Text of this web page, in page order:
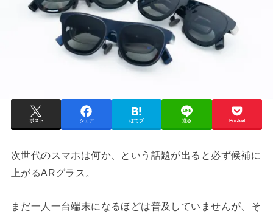
ポスト シェア はてブ 送る Pocket
次世代のスマホは何か、という話題が出ると必ず候補に
上がるARグラス。
まだ一人一台端末になるほどは普及していませんが、そ